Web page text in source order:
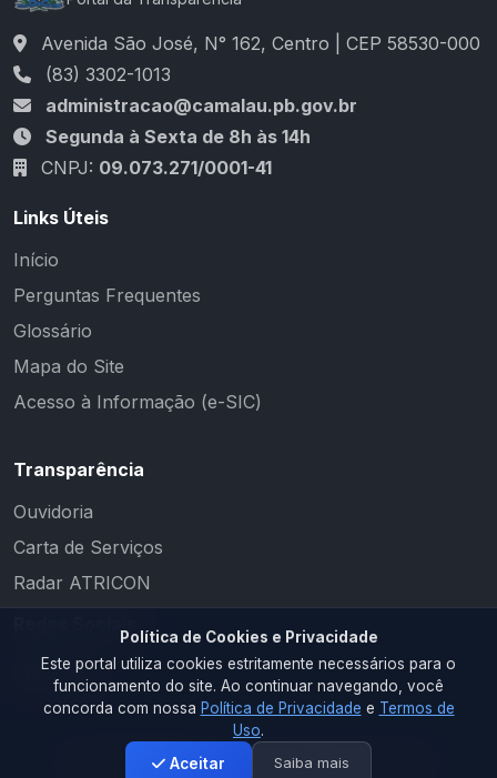
Avenida São José, N° 162, Centro | CEP 58530-000
(83) 3302-1013
administracao@camalau.pb.gov.br
Segunda à Sexta de 8h às 14h
CNPJ: 09.073.271/0001-41
Links Úteis
Início
Perguntas Frequentes
Glossário
Mapa do Site
Acesso à Informação (e-SIC)
Transparência
Ouvidoria
Carta de Serviços
Radar ATRICON
2026 © PM CAMALAÚ. Todos os direitos reservados.
Política de Cookies e Privacidade
Este portal utiliza cookies estritamente necessários para o
funcionamento do site. Ao continuar navegando, você
concorda com nossa Política de Privacidade e Termos de
Uso.
Aceitar
Saiba mais